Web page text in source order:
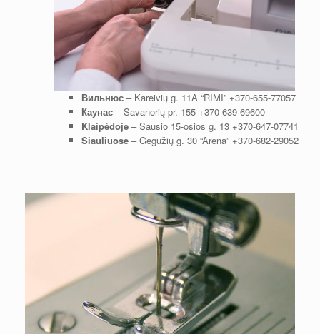
Вильнюс– Kareivių g. 11A “RIMI” +370-655-77057
Каунас– Savanorių pr. 155 +370-639-69600
Klaipėdoje– Sausio 15-osios g. 13 +370-647-07741
Šiauliuose– Gegužių g. 30 “Arena” +370-682-29052